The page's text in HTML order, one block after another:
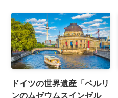
ドイツの世界遺産「ベルリ
ンのムゼウムスインゼル